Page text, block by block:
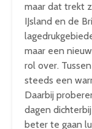
maar dat trekt
IJsland en de
maar een
rol over.
steeds een
Daarbij
dagen
beter te gaan